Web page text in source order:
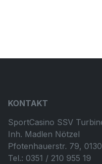
KONTAKT
SportCasino SSV
Inh. Madlen Nötzel
Pfotenhauerstr. 79,
Tel.: 0351 / 210 955 19